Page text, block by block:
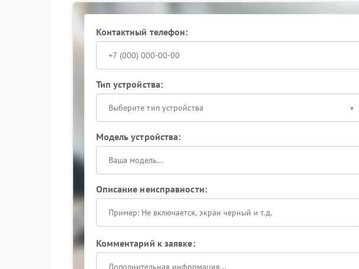
Контактный телефон:
Тип устройства:
Выберите тип устройства
Модель устройства:
Описание неисправности:
Комментарий к заявке: